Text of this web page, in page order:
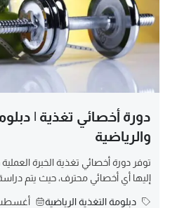
دورة أخصائي تغذية |
والرياضية
توفر دورة أخصائي تغذية الخبرة العملية
إليها أي أخصائي محترف، حيث يتم
دبلومة التغذية الرياضية أغسطس 2,